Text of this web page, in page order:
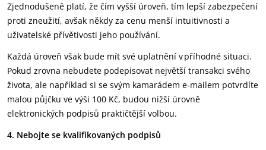
Zjednodušeně platí, že čím vyšší úroveň, tím lepší zabezpečení
proti zneužití, avšak někdy za cenu menší intuitivnosti a
uživatelské přívětivosti jeho používání.
Každá úroveň však bude mít své uplatnění v příhodné situaci.
Pokud zrovna nebudete podepisovat největší transakci svého
života, ale například si se svým kamarádem e-mailem potvrdíte
malou půjčku ve výši 100 Kč, budou nižší úrovně
elektronických podpisů praktičtější volbou.
4. Nebojte se kvalifikovaných podpisů